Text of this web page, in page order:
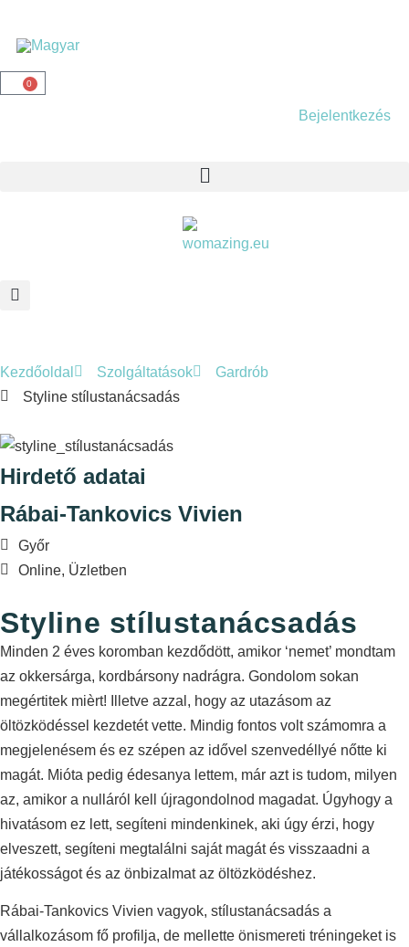
0
Bejelentkezés
Kezdőoldal Szolgáltatások
Gardrób
Styline stílustanácsadás
Hirdető adatai
Rábai-Tankovics Vivien
Győr
Online, Üzletben
Styline stílustanácsadás
Minden 2 éves koromban kezdődött, amikor ‘nemet’ mondtam
az okkersárga, kordbársony nadrágra. Gondolom sokan
megértitek mièrt! Illetve azzal, hogy az utazásom az
öltözködéssel kezdetét vette. Mindig fontos volt számomra a
megjelenésem és ez szépen az idővel szenvedéllyé nőtte ki
magát. Mióta pedig édesanya lettem, már azt is tudom, milyen
az, amikor a nulláról kell újragondolnod magadat. Úgyhogy a
hivatásom ez lett, segíteni mindenkinek, aki úgy érzi, hogy
elveszett, segíteni megtalálni saját magát és visszaadni a
játékosságot és az önbizalmat az öltözködéshez.
Rábai-Tankovics Vivien vagyok, stílustanácsadás a
vállalkozásom fő profilja, de mellette önismereti tréningeket is